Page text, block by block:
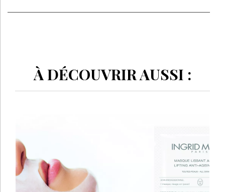
À DÉCOUVRIR AUSSI :